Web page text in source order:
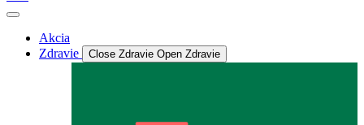
Akcia
Zdravie
Close Zdravie Open Zdravie